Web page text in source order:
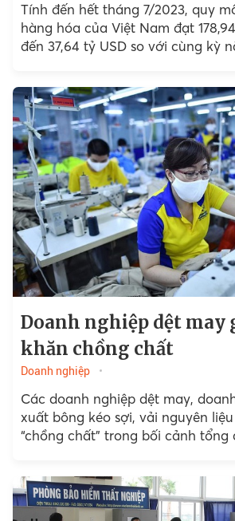
Tính đến hết tháng 7/2023, quy
hàng hóa của Việt Nam đạt
đến 37,64 tỷ USD so với cùng kỳ
Doanh nghiệp dệt may
khăn chồng chất
Doanh nghiệp
Các doanh nghiệp dệt may,
xuất bông kéo sợi, vải nguyên
“chồng chất” trong bối cảnh tổng